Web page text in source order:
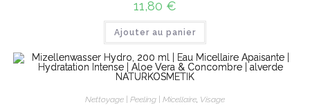
11,80 €
Ajouter au panier
Nettoyage | Peeling | Micellaire, Visage